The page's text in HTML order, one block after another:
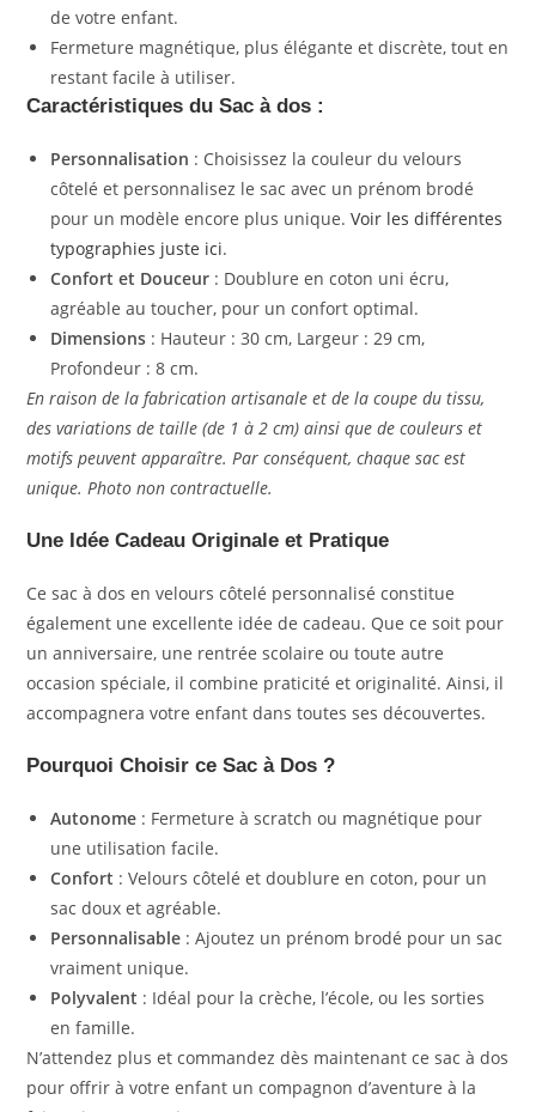
de votre enfant.
Fermeture magnétique, plus élégante et discrète, tout en
restant facile à utiliser.
Caractéristiques du Sac à dos :
Personnalisation : Choisissez la couleur du velours
côtelé et personnalisez le sac avec un prénom brodé
pour un modèle encore plus unique.Voir les différentes
typographies juste ici.
Confort et Douceur : Doublure en coton uni écru,
agréable au toucher, pour un confort optimal.
Dimensions : Hauteur : 30 cm, Largeur : 29 cm,
Profondeur : 8 cm.
En raison de la fabrication artisanale et de la coupe du tissu,
des variations de taille (de 1 à 2 cm) ainsi que de couleurs et
motifs peuvent apparaître. Par conséquent, chaque sac est
unique. Photo non contractuelle.
Une Idée Cadeau Originale et Pratique
Ce sac à dos en velours côtelé personnalisé constitue
également une excellente idée de cadeau. Que ce soit pour
un anniversaire, une rentrée scolaire ou toute autre
occasion spéciale, il combine praticité et originalité. Ainsi, il
accompagnera votre enfant dans toutes ses découvertes.
Pourquoi Choisir ce Sac à Dos ?
Autonome : Fermeture à scratch ou magnétique pour
une utilisation facile.
Confort : Velours côtelé et doublure en coton, pour un
sac doux et agréable.
Personnalisable : Ajoutez un prénom brodé pour un sac
vraiment unique.
Polyvalent : Idéal pour la crèche, l’école, ou les sorties
en famille.
N’attendez plus et commandez dès maintenant ce sac à dos
pour offrir à votre enfant un compagnon d’aventure à la